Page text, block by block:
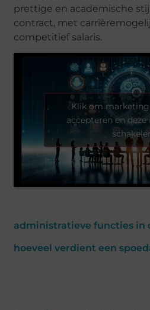
prettige en academische
contract, met
competitief salaris.
Klik om
accepteren en
administratieve functies in
hoeveel verdient een